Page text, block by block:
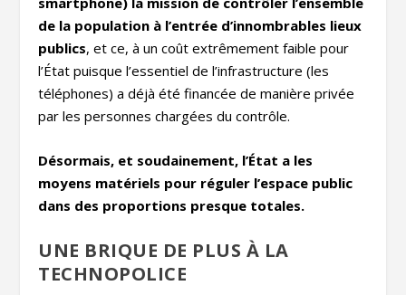
de la population à l’entrée d’innombrables lieux
publics, et ce, à un coût extrêmement faible pour
l’État puisque l’essentiel de l’infrastructure (les
téléphones) a déjà été financée de manière privée
par les personnes chargées du contrôle.
Désormais, et soudainement, l’État a les
moyens matériels pour réguler l’espace public
dans des proportions presque totales.
UNE BRIQUE DE PLUS À LA
TECHNOPOLICE